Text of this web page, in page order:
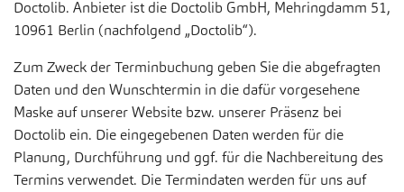
Doctolib. Anbieter ist die Doctolib GmbH, Mehringdamm 51,
10961 Berlin (nachfolgend „Doctolib“).
Zum Zweck der Terminbuchung geben Sie die abgefragten
Daten und den Wunschtermin in die dafür vorgesehene
Maske auf unserer Website bzw. unserer Präsenz bei
Doctolib ein. Die eingegebenen Daten werden für die
Planung, Durchführung und ggf. für die Nachbereitung des
Termins verwendet. Die Termindaten werden für uns auf